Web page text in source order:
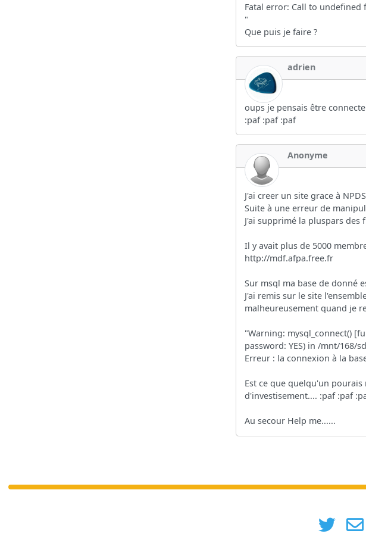
Fatal error: Call to
"
Que puis je faire ?
adrien
oups je pensais être
:paf :paf :paf
Anonyme
J'ai creer un site grace à
Suite à une erreur de
J'ai supprimé la pluspars des
Il y avait plus de 5000
http://mdf.afpa.free.fr
Sur msql ma base de donné
J'ai remis sur le site
malheureusement quand je
"Warning: mysql_connect()
password: YES) in /mnt/
Erreur : la connexion à la
Est ce que quelqu'un pourais
d'investisement.... :paf :paf
Au secour Help me......